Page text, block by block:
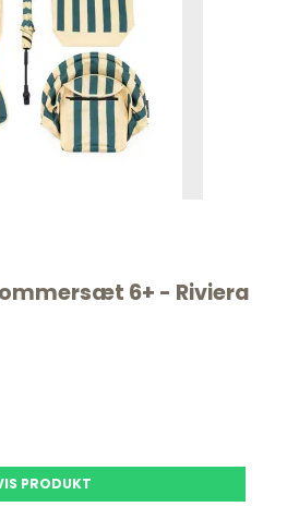
6+ - Riviera
PRODUKT